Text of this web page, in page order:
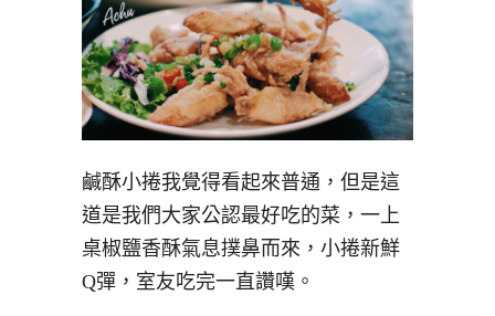
鹹酥小捲我覺得看起來普通，但是這
道是我們大家公認最好吃的菜，一上
桌椒鹽香酥氣息撲鼻而來，小捲新鮮
Q彈，室友吃完一直讚嘆。